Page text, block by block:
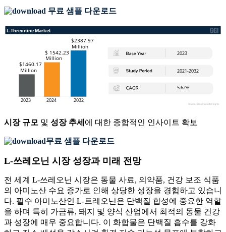
무료 샘플 다운로드
시장 규모 및 성장 추세 에 대한 종합적인 인사이트 확보
무료 샘플 다운로드
L-쓰레오닌 시장 성장과 미래 전망
전 세계 L-쓰레오닌 시장은 동물 사료, 의약품, 건강 보조 식품
의 아미노산 수요 증가로 인해 상당한 성장을 경험하고 있습니
다. 필수 아미노산인 L-트레오닌은 단백질 합성에 중요한 역할
을 하며 특히 가금류, 돼지 및 양식 산업에서 최적의 동물 건강
과 성장에 매우 중요합니다. 이 화합물은 단백질 흡수를 강화